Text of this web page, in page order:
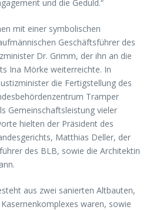
und die Geduld.“
mit einer symbolischen
Geschäftsführer des
Dr. Grimm, der ihn an die
Ina Mörke weiterreichte. In
die Fertigstellung des
Tramper
Gemeinschaftsleistung vieler
hielten der Präsident des
Matthias Deller, der
des BLB, sowie die Architektin
aus zwei sanierten Altbauten,
waren, sowie